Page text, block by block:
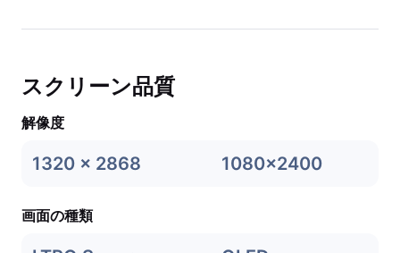
スクリーン品質
解像度
1320 x 2868 1080x2400
画面の種類